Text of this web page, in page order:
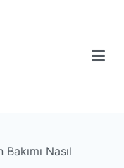
Bakımı Nasıl